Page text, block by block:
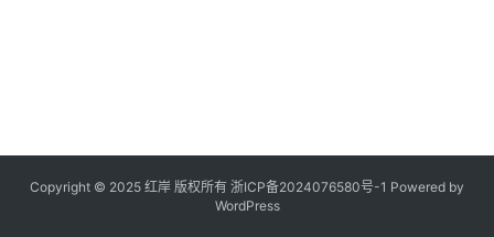
Copyright © 2025 红岸 版权所有 浙ICP备2024076580号-1 Powered by
WordPress